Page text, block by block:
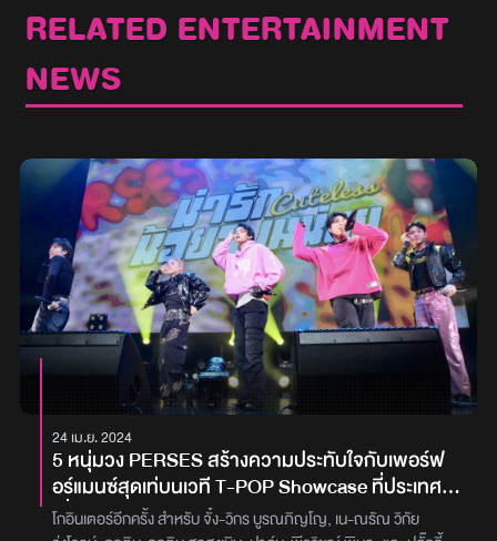
RELATED ENTERTAINMENT
NEWS
24 เม.ย. 2024
5 หนุ่มวง PERSES สร้างความประทับใจกับเพอร์ฟ
อร์แมนซ์สุดเท่บนเวที T-POP Showcase ที่ประเทศ
ญี่ปุ่น
โกอินเตอร์อีกครั้ง สำหรับ จั๋ง-วิกร บูรณภิญโญ, เน-ณรัณ วิกัย